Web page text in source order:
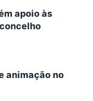
apoio às
animação no